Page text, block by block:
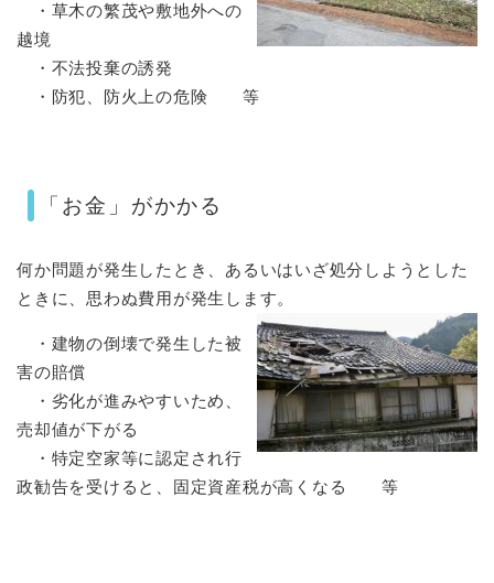
・草木の繁茂や敷地外への
越境
・不法投棄の誘発
・防犯、防火上の危険 等
「お金」がかかる
何か問題が発生したとき、あるいはいざ処分しようとした
ときに、思わぬ費用が発生します。
・建物の倒壊で発生した被
害の賠償
・劣化が進みやすいため、
売却値が下がる
・特定空家等に認定され行
政勧告を受けると、固定資産税が高くなる 等